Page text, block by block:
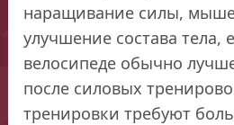
наращивание силы,
улучшение состава тела,
велосипеде обычно
после силовых
тренировки требуют